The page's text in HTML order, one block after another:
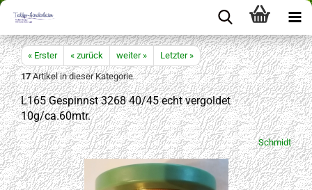
« Erster « zurück weiter »
Letzter »
17Artikel in dieser Kategorie
L165 Gespinnst 3268 40/45 echt vergoldet
10g/ca.60mtr.
Schmidt